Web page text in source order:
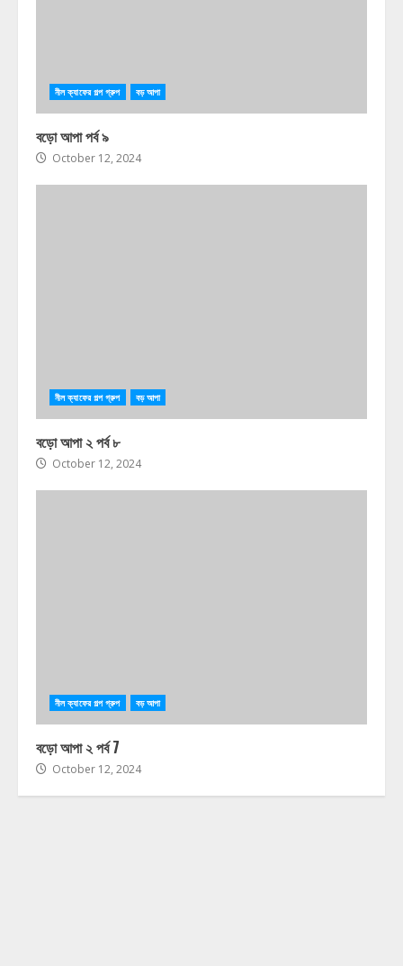
নীল ক্যাফের গল্প গ্রুপ বড় আপা
বড়ো আপা পর্ব ৯
October 12, 2024
নীল ক্যাফের গল্প গ্রুপ বড় আপা
বড়ো আপা ২ পর্ব ৮
October 12, 2024
নীল ক্যাফের গল্প গ্রুপ বড় আপা
বড়ো আপা ২ পর্ব 7
October 12, 2024